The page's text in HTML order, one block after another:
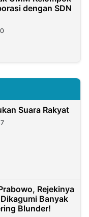
dengan SDN
Suara Rakyat
Rejekinya
Banyak
Blunder!